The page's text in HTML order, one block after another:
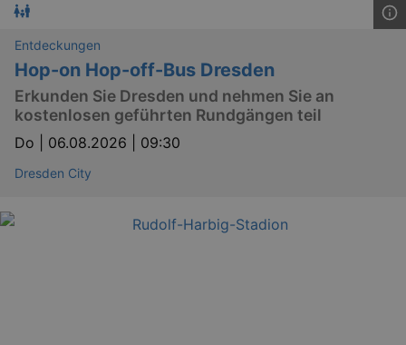
Entdeckungen
Hop-on Hop-off-Bus Dresden
Erkunden Sie Dresden und nehmen Sie an
kostenlosen geführten Rundgängen teil
Do | 06.08.2026 | 09:30
Dresden City